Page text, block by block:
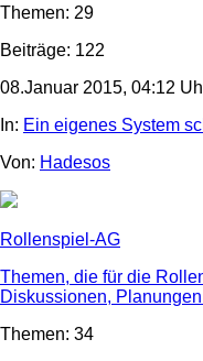
Themen: 29
Beiträge: 122
08.Januar 2015, 04:12
In: Ein eigenes System
Von: Hadesos
Rollenspiel-AG
Themen, die für die
Diskussionen,
Themen: 34